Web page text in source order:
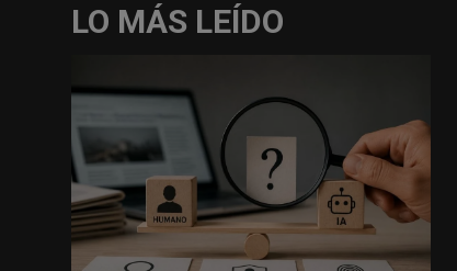
LO MÁS LEÍDO